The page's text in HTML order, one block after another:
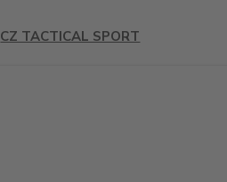
CZ TACTICAL SPORT